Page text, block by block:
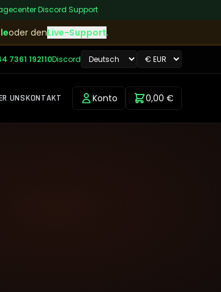
|Discord Support
oder denLive-Support.
7361 192110Discord
UNSKONTAKT Konto 0,00 €